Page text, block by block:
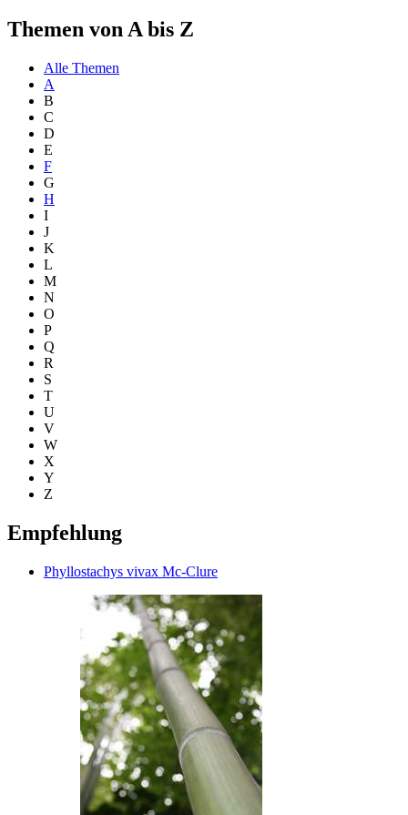
Themen von A bis Z
Alle Themen
A
B
C
D
E
F
G
H
I
J
K
L
M
N
O
P
Q
R
S
T
U
V
W
X
Y
Z
Empfehlung
Phyllostachys vivax Mc-Clure